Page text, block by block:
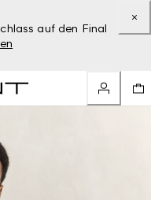
auf den Final